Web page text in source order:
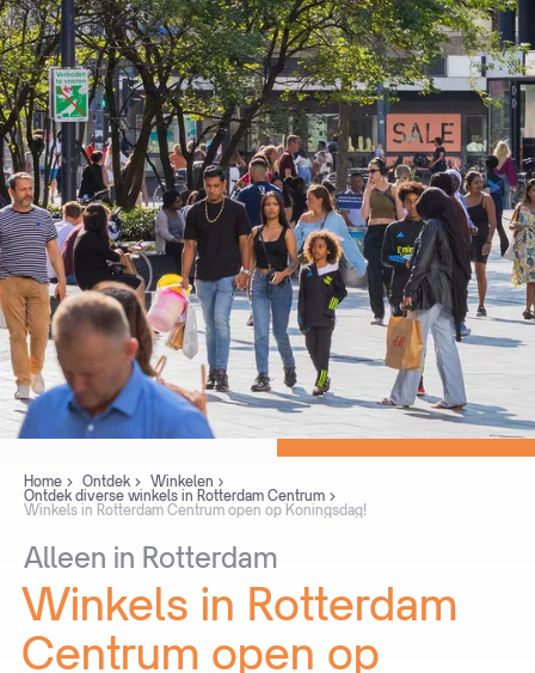
Home Ontdek
Winkelen
Ontdek diverse winkels in Rotterdam Centrum
Winkels in Rotterdam Centrum open op Koningsdag!
Alleen in Rotterdam
Winkels in Rotterdam
Centrum open op